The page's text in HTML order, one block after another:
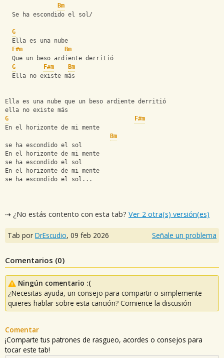
Bm
  Se ha escondido el sol/
G
  Ella es una nube
F#m
Bm
  Que un beso ardiente derritió
G
F#m
Bm
  Ella no existe más
Ella es una nube que un beso ardiente derritió
ella no existe más
G
F#m
En el horizonte de mi mente
Bm
se ha escondido el sol
En el horizonte de mi mente
se ha escondido el sol
En el horizonte de mi mente
se ha escondido el sol...
⇢ ¿No estás contento con esta tab? Ver 2 otra(s) versión(es)
Tab por DrEscudio, 09 feb 2026 Señale un problema
Comentarios (0)
Ningún comentario :(
¿Necesitas ayuda, un consejo para compartir o simplemente
quieres hablar sobre esta canción? Comience la discusión
Comentar
¡Comparte tus patrones de rasgueo, acordes o consejos para
tocar este tab!